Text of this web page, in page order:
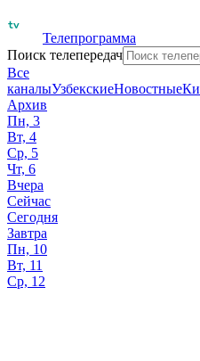
Телепрограмма
Поиск телепередач
Все
каналыУзбекскиеНовостные
Архив
Пн, 3
Вт, 4
Ср, 5
Чт, 6
Вчера
Сейчас
Сегодня
Завтра
Пн, 10
Вт, 11
Ср, 12